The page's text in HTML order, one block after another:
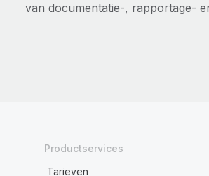
van documentatie-, rapportage-
Productservices
Tarieven